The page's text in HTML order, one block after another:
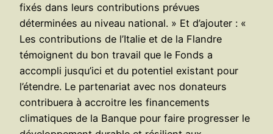
fixés dans leurs contributions prévues
déterminées au niveau national. » Et d’ajouter : «
Les contributions de l’Italie et de la Flandre
témoignent du bon travail que le Fonds a
accompli jusqu’ici et du potentiel existant pour
l’étendre. Le partenariat avec nos donateurs
contribuera à accroitre les financements
climatiques de la Banque pour faire progresser le